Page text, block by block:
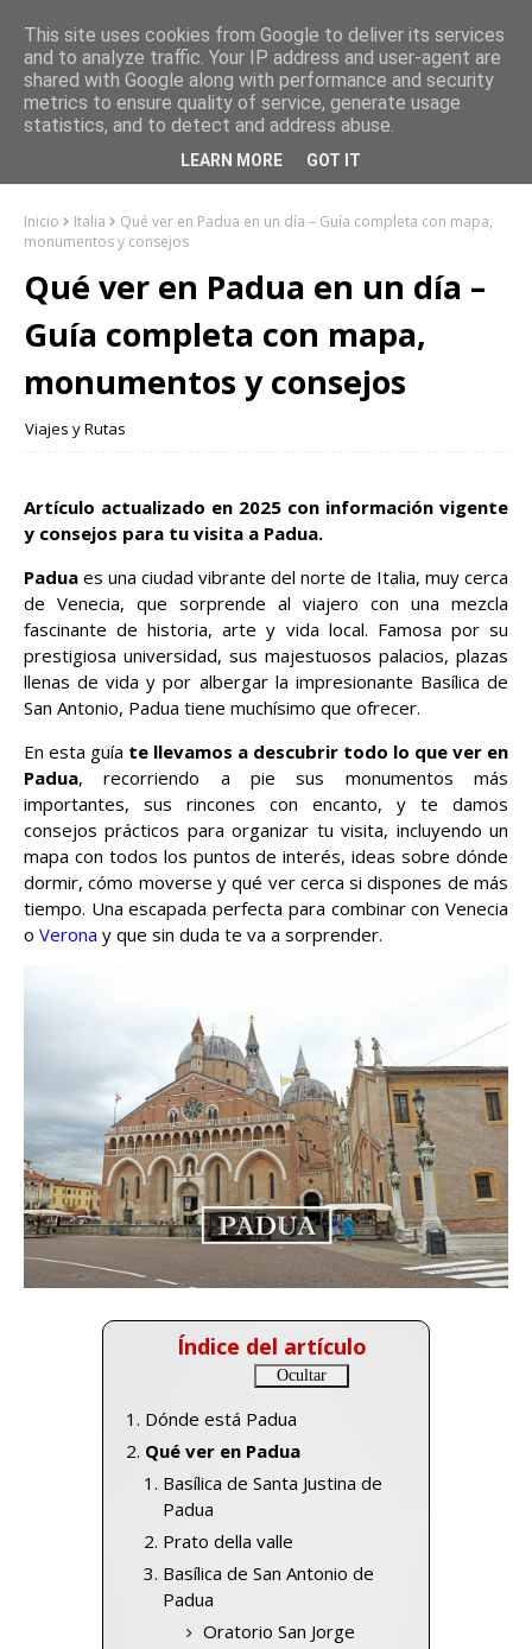
Inicio Italia
Qué ver en Padua en un día – Guía completa con mapa,
monumentos y consejos
Qué ver en Padua en un día –
Guía completa con mapa,
monumentos y consejos
Viajes y Rutas
Artículo actualizado en 2025 con información vigente
y consejos para tu visita a Padua.
Padua es una ciudad vibrante del norte de Italia, muy cerca
de Venecia, que sorprende al viajero con una mezcla
fascinante de historia, arte y vida local. Famosa por su
prestigiosa universidad, sus majestuosos palacios, plazas
llenas de vida y por albergar la impresionante Basílica de
San Antonio, Padua tiene muchísimo que ofrecer.
En esta guía te llevamos a descubrir todo lo que ver en
Padua, recorriendo a pie sus monumentos más
importantes, sus rincones con encanto, y te damos
consejos prácticos para organizar tu visita, incluyendo un
mapa con todos los puntos de interés, ideas sobre dónde
dormir, cómo moverse y qué ver cerca si dispones de más
tiempo. Una escapada perfecta para combinar con Venecia
o Verona y que sin duda te va a sorprender.
Índice del artículo
Dónde está Padua
Qué ver en Padua
Basílica de Santa Justina de
Padua
Prato della valle
Basílica de San Antonio de
Padua
Oratorio San Jorge
This site uses cookies from Google to deliver its services
and to analyze traffic. Your IP address and user-agent are
shared with Google along with performance and security
metrics to ensure quality of service, generate usage
statistics, and to detect and address abuse.
LEARN MORE GOT IT